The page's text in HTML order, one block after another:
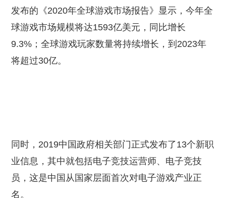
发布的《2020年全球游戏市场报告》显示，今年全
球游戏市场规模将达1593亿美元，同比增长
9.3%；全球游戏玩家数量将持续增长，到2023年
将超过30亿。
同时，2019中国政府相关部门正式发布了13个新职
业信息，其中就包括电子竞技运营师、电子竞技
员，这是中国从国家层面首次对电子游戏产业正
名。